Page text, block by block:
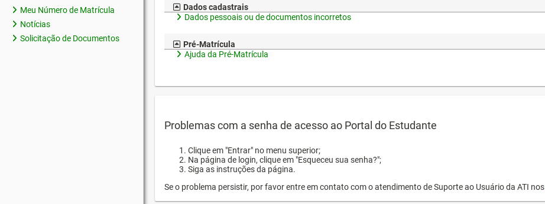
Meu Número de Matrícula
Notícias
Solicitação de Documentos
Dados cadastrais
Dados pessoais ou de documentos incorretos
Pré-Matrícula
Ajuda da Pré-Matrícula
Problemas com a senha de acesso ao Portal do Estudante
Clique em "Entrar" no menu superior;
Na página de login, clique em "Esqueceu sua senha?";
Siga as instruções da página.
Se o problema persistir, por favor entre em contato com o atendimento de Suporte ao Usuário da ATI nos